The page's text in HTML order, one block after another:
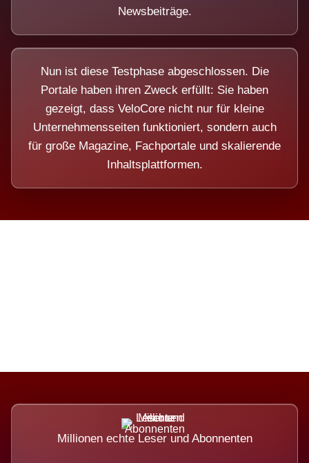
Newsbeiträge.
Nun ist diese Testphase abgeschlossen. Die
Portale haben ihren Zweck erfüllt: Sie haben
gezeigt, dass VeloCore nicht nur für kleine
Unternehmensseiten funktioniert, sondern auch
für große Magazine, Fachportale und skalierende
Inhaltsplattformen.
Millionen echte Leser und Abonnenten